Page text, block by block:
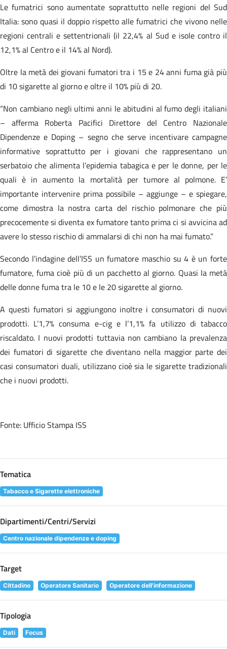
Le fumatrici sono aumentate soprattutto nelle regioni del Sud
Italia: sono quasi il doppio rispetto alle fumatrici che vivono nelle
regioni centrali e settentrionali (il 22,4% al Sud e isole contro il
12,1% al Centro e il 14% al Nord).
Oltre la metà dei giovani fumatori tra i 15 e 24 anni fuma già più
di 10 sigarette al giorno e oltre il 10% più di 20.
“Non cambiano negli ultimi anni le abitudini al fumo degli italiani
– afferma Roberta Pacifici Direttore del Centro Nazionale
Dipendenze e Doping – segno che serve incentivare campagne
informative soprattutto per i giovani che rappresentano un
serbatoio che alimenta l’epidemia tabagica e per le donne, per le
quali è in aumento la mortalità per tumore al polmone. E’
importante intervenire prima possibile – aggiunge – e spiegare,
come dimostra la nostra carta del rischio polmonare che più
precocemente si diventa ex fumatore tanto prima ci si avvicina ad
avere lo stesso rischio di ammalarsi di chi non ha mai fumato.”
Secondo l’indagine dell’ISS un fumatore maschio su 4 è un forte
fumatore, fuma cioè più di un pacchetto al giorno. Quasi la metà
delle donne fuma tra le 10 e le 20 sigarette al giorno.
A questi fumatori si aggiungono inoltre i consumatori di nuovi
prodotti. L’1,7% consuma e-cig e l’1,1% fa utilizzo di tabacco
riscaldato. I nuovi prodotti tuttavia non cambiano la prevalenza
dei fumatori di sigarette che diventano nella maggior parte dei
casi consumatori duali, utilizzano cioè sia le sigarette tradizionali
che i nuovi prodotti.
Fonte: Ufficio Stampa ISS
Tematica
Tabacco e Sigarette elettroniche
Dipartimenti/Centri/Servizi
Centro nazionale dipendenze e doping
Target
Cittadino Operatore Sanitario Operatore dell'informazione
Tipologia
Dati Focus